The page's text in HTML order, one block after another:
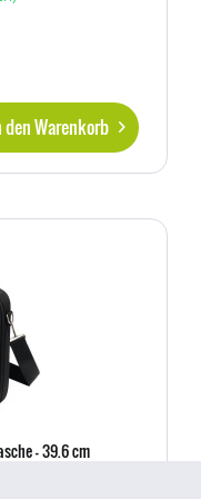
den Warenkorb
- 39.6 cm